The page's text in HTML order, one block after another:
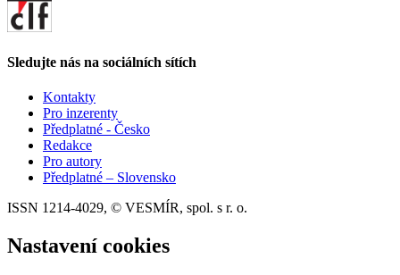
Sledujte nás na sociálních sítích
Kontakty
Pro inzerenty
Předplatné - Česko
Redakce
Pro autory
Předplatné – Slovensko
ISSN 1214-4029, © VESMÍR, spol. s r. o.
Nastavení cookies